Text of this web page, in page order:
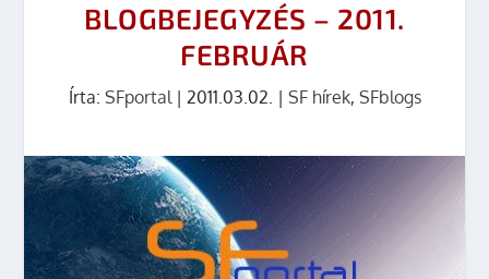
BLOGBEJEGYZÉS – 2011.
FEBRUÁR
Írta: SFportal| 2011.03.02. | SF hírek, SFblogs